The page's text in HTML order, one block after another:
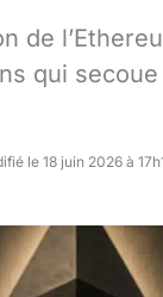
de
qui
le 18 juin 2026 à